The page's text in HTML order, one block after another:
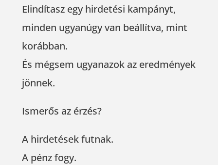
Elindítasz egy hirdetési kampányt,
minden ugyanúgy van beállítva, mint
korábban.
És mégsem ugyanazok az eredmények
jönnek.
Ismerős az érzés?
A hirdetések futnak.
A pénz fogy.